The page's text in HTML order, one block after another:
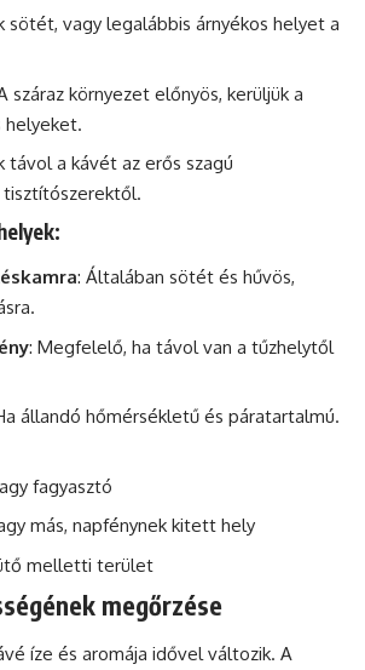
sötét, vagy legalábbis árnyékos helyet a
száraz környezet előnyös, kerüljük a
helyeket.
távol a kávét az erős szagú
: Általában sötét és hűvös,
: Megfelelő, ha távol van a tűzhelytől
állandó hőmérsékletű és páratartalmú.
fagyasztó
más, napfénynek kitett hely
melletti terület
megőrzése
íze és aromája idővel változik. A